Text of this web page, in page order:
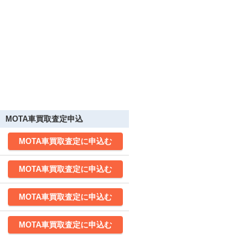
MOTA車買取査定申込
MOTA車買取査定に申込む
MOTA車買取査定に申込む
MOTA車買取査定に申込む
MOTA車買取査定に申込む